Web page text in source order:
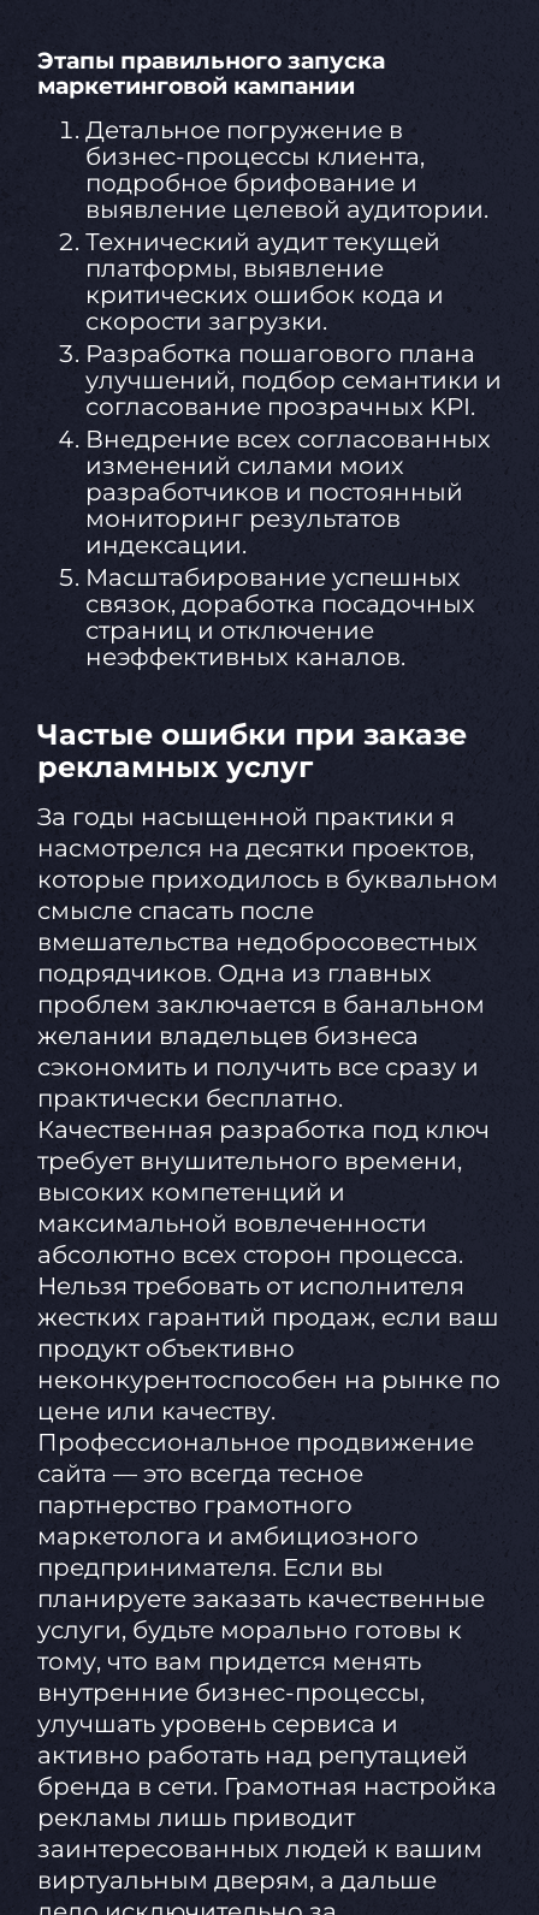
Этапы правильного запуска
маркетинговой кампании
Детальное погружение в
бизнес-процессы клиента,
подробное брифование и
выявление целевой аудитории.
Технический аудит текущей
платформы, выявление
критических ошибок кода и
скорости загрузки.
Разработка пошагового плана
улучшений, подбор семантики и
согласование прозрачных KPI.
Внедрение всех согласованных
изменений силами моих
разработчиков и постоянный
мониторинг результатов
индексации.
Масштабирование успешных
связок, доработка посадочных
страниц и отключение
неэффективных каналов.
Частые ошибки при заказе
рекламных услуг
За годы насыщенной практики я
насмотрелся на десятки проектов,
которые приходилось в буквальном
смысле спасать после
вмешательства недобросовестных
подрядчиков. Одна из главных
проблем заключается в банальном
желании владельцев бизнеса
сэкономить и получить все сразу и
практически бесплатно.
Качественная разработка под ключ
требует внушительного времени,
высоких компетенций и
максимальной вовлеченности
абсолютно всех сторон процесса.
Нельзя требовать от исполнителя
жестких гарантий продаж, если ваш
продукт объективно
неконкурентоспособен на рынке по
цене или качеству.
Профессиональное продвижение
сайта — это всегда тесное
партнерство грамотного
маркетолога и амбициозного
предпринимателя. Если вы
планируете заказать качественные
услуги, будьте морально готовы к
тому, что вам придется менять
внутренние бизнес-процессы,
улучшать уровень сервиса и
активно работать над репутацией
бренда в сети. Грамотная настройка
рекламы лишь приводит
заинтересованных людей к вашим
виртуальным дверям, а дальше